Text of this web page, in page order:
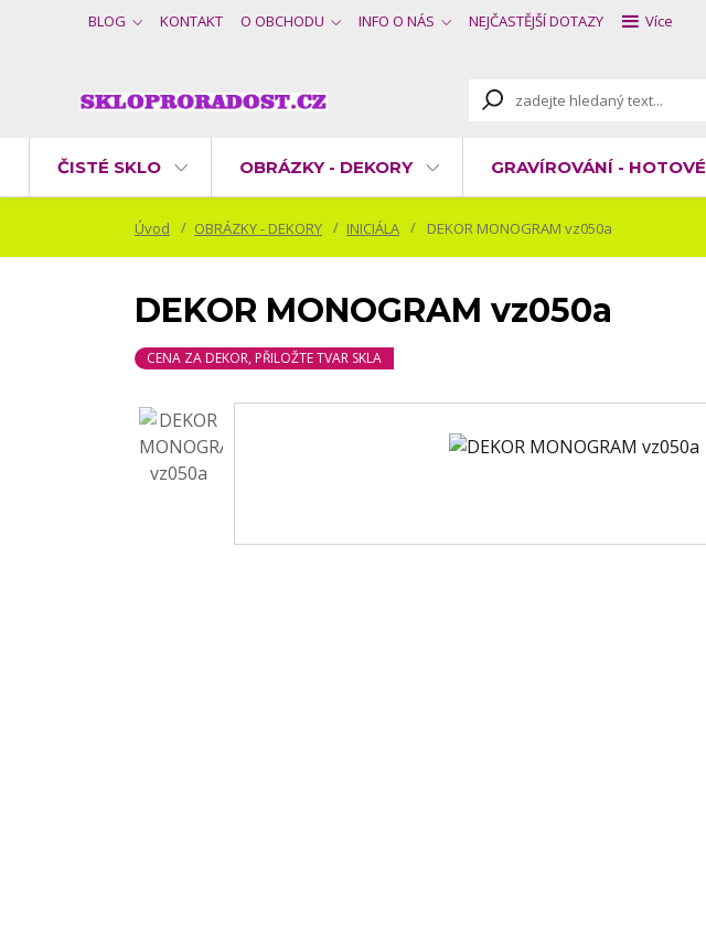
BLOG KONTAKT O OBCHODU INFO O NÁS NEJČASTĚJŠÍ DOTAZY Více
ČISTÉ SKLO OBRÁZKY - DEKORY GRAVÍROVÁNÍ - HOTOVÉ
Úvod OBRÁZKY - DEKORY INICIÁLA DEKOR MONOGRAM vz050a
DEKOR MONOGRAM vz050a
CENA ZA DEKOR, PŘILOŽTE TVAR SKLA